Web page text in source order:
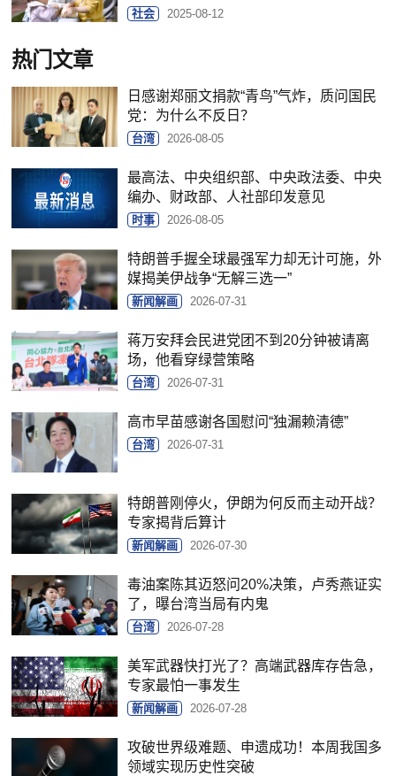
社会 2025-08-12
热门文章
日感谢郑丽文捐款“青鸟”气炸，质问国民
党：为什么不反日？
台湾 2026-08-05
最高法、中央组织部、中央政法委、中央
编办、财政部、人社部印发意见
时事 2026-08-05
特朗普手握全球最强军力却无计可施，外
媒揭美伊战争“无解三选一”
新闻解画 2026-07-31
蒋万安拜会民进党团不到20分钟被请离
场，他看穿绿营策略
台湾 2026-07-31
高市早苗感谢各国慰问“独漏赖清德”
台湾 2026-07-31
特朗普刚停火，伊朗为何反而主动开战？
专家揭背后算计
新闻解画 2026-07-30
毒油案陈其迈怒问20%决策，卢秀燕证实
了，曝台湾当局有内鬼
台湾 2026-07-28
美军武器快打光了？高端武器库存告急，
专家最怕一事发生
新闻解画 2026-07-28
攻破世界级难题、申遗成功！本周我国多
领域实现历史性突破